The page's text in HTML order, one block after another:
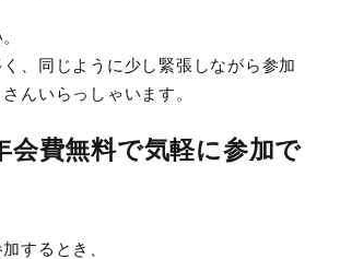
、同じように少し緊張しながら参加
んいらっしゃいます。
会費無料で気軽に参加で
するとき、